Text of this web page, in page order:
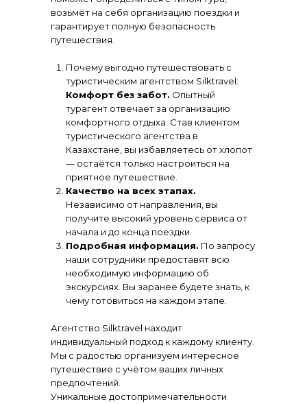
возьмёт на себя организацию поездки и
гарантирует полную безопасность
путешествия.
Почему выгодно путешествовать с
туристическим агентством Silktravel:
Комфорт без забот. Опытный
турагент отвечает за организацию
комфортного отдыха. Став клиентом
туристического агентства в
Казахстане, вы избавляетесь от хлопот
— остаётся только настроиться на
приятное путешествие.
Качество на всех этапах.
Независимо от направления, вы
получите высокий уровень сервиса от
начала и до конца поездки.
Подробная информация. По запросу
наши сотрудники предоставят всю
необходимую информацию об
экскурсиях. Вы заранее будете знать, к
чему готовиться на каждом этапе.
Агентство Silktravel находит
индивидуальный подход к каждому клиенту.
Мы с радостью организуем интересное
путешествие с учётом ваших личных
предпочтений.
Уникальные достопримечательности